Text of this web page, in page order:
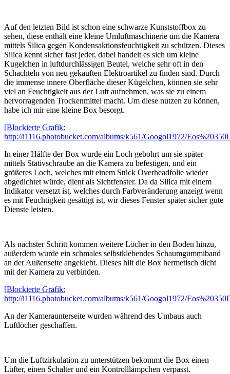
Auf den letzten Bild ist schon eine schwarze Kunststoffbox zu
sehen, diese enthält eine kleine Umluftmaschinerie um die Kamera
mittels Silica gegen Kondensaktionsfeuchtigkeit zu schützen. Dieses
Silica kennt sicher fast jeder, dabei handelt es sich um kleine
Kugelchen in luftdurchlässigen Beutel, welche sehr oft in den
Schachteln von neu gekauften Elektroartikel zu finden sind. Durch
die immense innere Oberfläche dieser Kügelchen, können sie sehr
viel an Feuchtigkeit aus der Luft aufnehmen, was sie zu einem
hervorragenden Trockenmittel macht. Um diese nutzen zu können,
habe ich mir eine kleine Box besorgt.
[Blockierte Grafik:
http://i1116.photobucket.com/albums/k561/Googol1972/
In einer Hälfte der Box wurde ein Loch gebohrt um sie später
mittels Stativschraube an die Kamera zu befestigen, und ein
größeres Loch, welches mit einem Stück Overheadfolie wieder
abgedichtet würde, dient als Sichtfenster. Da da Silica mit einem
Indikator versetzt ist, welches durch Farbveränderung anzeigt wenn
es mit Feuchtigkeit gesättigt ist, wir dieses Fenster später sicher gute
Dienste leisten.
Als nächster Schritt kommen weitere Löcher in den Boden hinzu,
außerdem wurde ein schmales selbstklebendes Schaumgummiband
an der Außenseite angeklebt. Dieses hilt die Box hermetisch dicht
mit der Kamera zu verbinden.
[Blockierte Grafik:
http://i1116.photobucket.com/albums/k561/Googol1972/
An der Kameraunterseite wurden während des Umbaus auch
Luftlöcher geschaffen.
Um die Luftzirkulation zu unterstützen bekommt die Box einen
Lüfter, einen Schalter und ein Kontrolllämpchen verpasst.